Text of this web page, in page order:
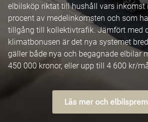
elbilsköp riktat till hushåll vars inkomst
procent av medelinkomsten och som
tillgång till kollektivtrafik. Jämfört med
klimatbonusen är det nya systemet
gäller både nya och begagnade elbilar
450 000 kronor, eller upp till 4 600 kr/
Läs mer och